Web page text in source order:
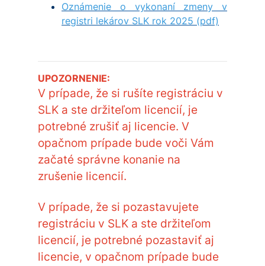
Oznámenie o vykonaní zmeny v
registri lekárov SLK rok 2025 (pdf)
UPOZORNENIE:
V prípade, že si rušíte registráciu v
SLK a ste držiteľom licencií, je
potrebné zrušiť aj licencie. V
opačnom prípade bude voči Vám
začaté správne konanie na
zrušenie licencií.
V prípade, že si pozastavujete
registráciu v SLK a ste držiteľom
licencií, je potrebné pozastaviť aj
licencie, v opačnom prípade bude